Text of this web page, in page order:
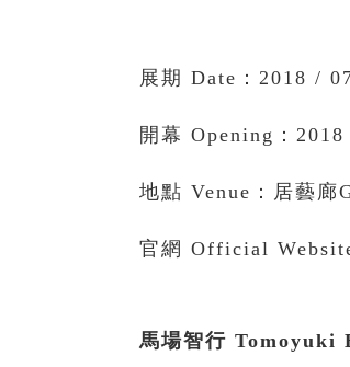
展期 Date：2018 /
開幕 Opening：
地點 Venue：居藝廊
官網 Official Website
馬場智行 Tomoyuki